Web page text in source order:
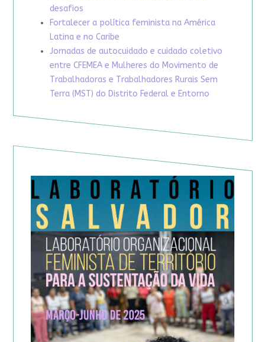
desafios
Fortalecer a política feminista na América
Latina e no Caribe
Jornadas de autocuidado e cuidado coletivo
entre CFEMEA e Mulheres do Movimento de
Trabalhadoras e Trabalhadores Rurais Sem
Terra (MST) do Distrito Federal e Entorno